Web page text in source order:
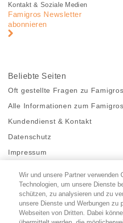
Fusszeile
Fusszeile
Navigation
Kontakt & Soziale Medien
Famigros Newsletter
abonnieren
Beliebte Seiten
Oft gestellte Fragen zu Famigros
Alle Informationen zum
Kundendienst & Kontakt
Datenschutz
Impressum
Bleibe mit uns in Kontakt
Facebook
https://twitter.com/
https://Pinterest
Wir und unsere Partner verwenden
Technologien, um unsere Dienste
schützen, zu analysieren und zu
unsere Dienste und Werbungen zu
Webseiten von Dritten. Dabei